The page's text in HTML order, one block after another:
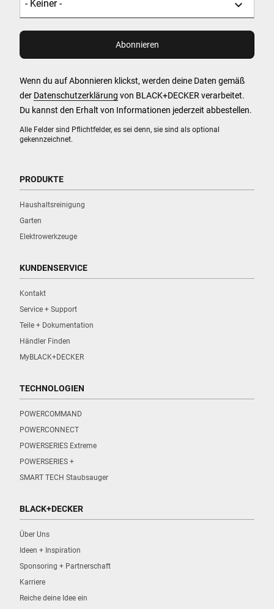
Alle Felder sind Pflichtfelder, es sei denn, sie sind als optional
gekennzeichnet.
Wenn du auf Abonnieren klickst, werden deine Daten gemäß
der Datenschutzerklärung von BLACK+DECKER verarbeitet.
Du kannst den Erhalt von Informationen jederzeit abbestellen.
PRODUKTE
Haushaltsreinigung
Garten
Elektrowerkzeuge
KUNDENSERVICE
Kontakt
Service + Support
Teile + Dokumentation
Händler Finden
MyBLACK+DECKER
TECHNOLOGIEN
POWERCOMMAND
POWERCONNECT
POWERSERIES Extreme
POWERSERIES +
SMART TECH Staubsauger
BLACK+DECKER
Über Uns
Ideen + Inspiration
Sponsoring + Partnerschaft
Karriere
Reiche deine Idee ein